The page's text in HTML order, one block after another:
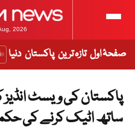
2026
صفحۂ اول تازہ ترین پاکستان دنیا
پاکستان کی ویسٹ
ساتھ اٹیک کرنے کی